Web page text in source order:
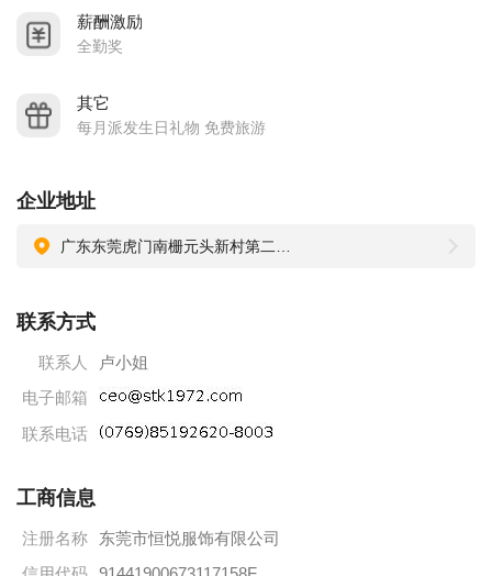
薪酬激励
全勤奖
其它
每月派发生日礼物 免费旅游
企业地址
联系方式
联系人
卢小姐
电子邮箱
联系电话
工商信息
注册名称
东莞市恒悦服饰有限公司